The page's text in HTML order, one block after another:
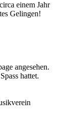
einem Jahr
Gelingen!
angesehen.
hattet.